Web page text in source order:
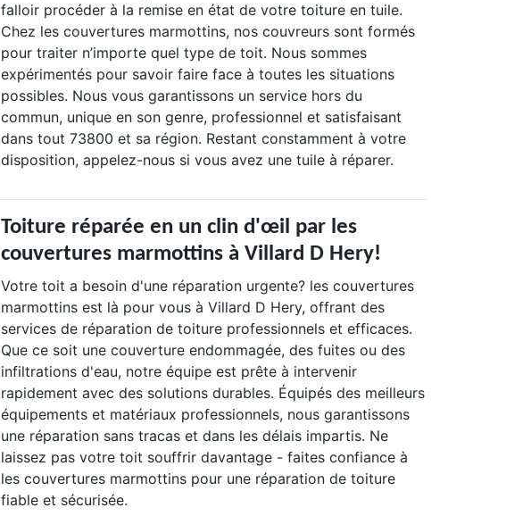
falloir procéder à la remise en état de votre toiture en tuile.
Chez les couvertures marmottins, nos couvreurs sont formés
pour traiter n’importe quel type de toit. Nous sommes
expérimentés pour savoir faire face à toutes les situations
possibles. Nous vous garantissons un service hors du
commun, unique en son genre, professionnel et satisfaisant
dans tout 73800 et sa région. Restant constamment à votre
disposition, appelez-nous si vous avez une tuile à réparer.
Toiture réparée en un clin d'œil par les
couvertures marmottins à Villard D Hery!
Votre toit a besoin d'une réparation urgente? les couvertures
marmottins est là pour vous à Villard D Hery, offrant des
services de réparation de toiture professionnels et efficaces.
Que ce soit une couverture endommagée, des fuites ou des
infiltrations d'eau, notre équipe est prête à intervenir
rapidement avec des solutions durables. Équipés des meilleurs
équipements et matériaux professionnels, nous garantissons
une réparation sans tracas et dans les délais impartis. Ne
laissez pas votre toit souffrir davantage - faites confiance à
les couvertures marmottins pour une réparation de toiture
fiable et sécurisée.